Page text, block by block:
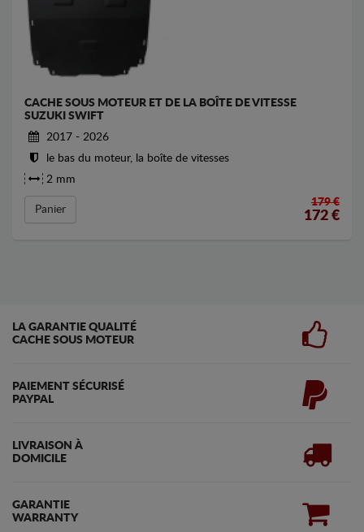
CACHE SOUS MOTEUR ET DE LA BOÎTE DE VITESSE
SUZUKI SWIFT
2017 - 2026
le bas du moteur, la boîte de vitesses
2 mm
Panier
179 €
172 €
LA GARANTIE QUALITÉ
CACHE SOUS MOTEUR
PAIEMENT SÉCURISÉ
PAYPAL
LIVRAISON À
DOMICILE
GARANTIE
WARRANTY